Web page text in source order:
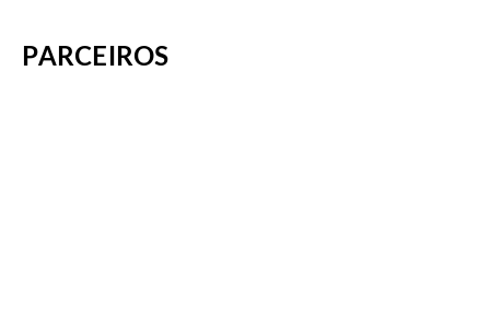
PARCEIROS